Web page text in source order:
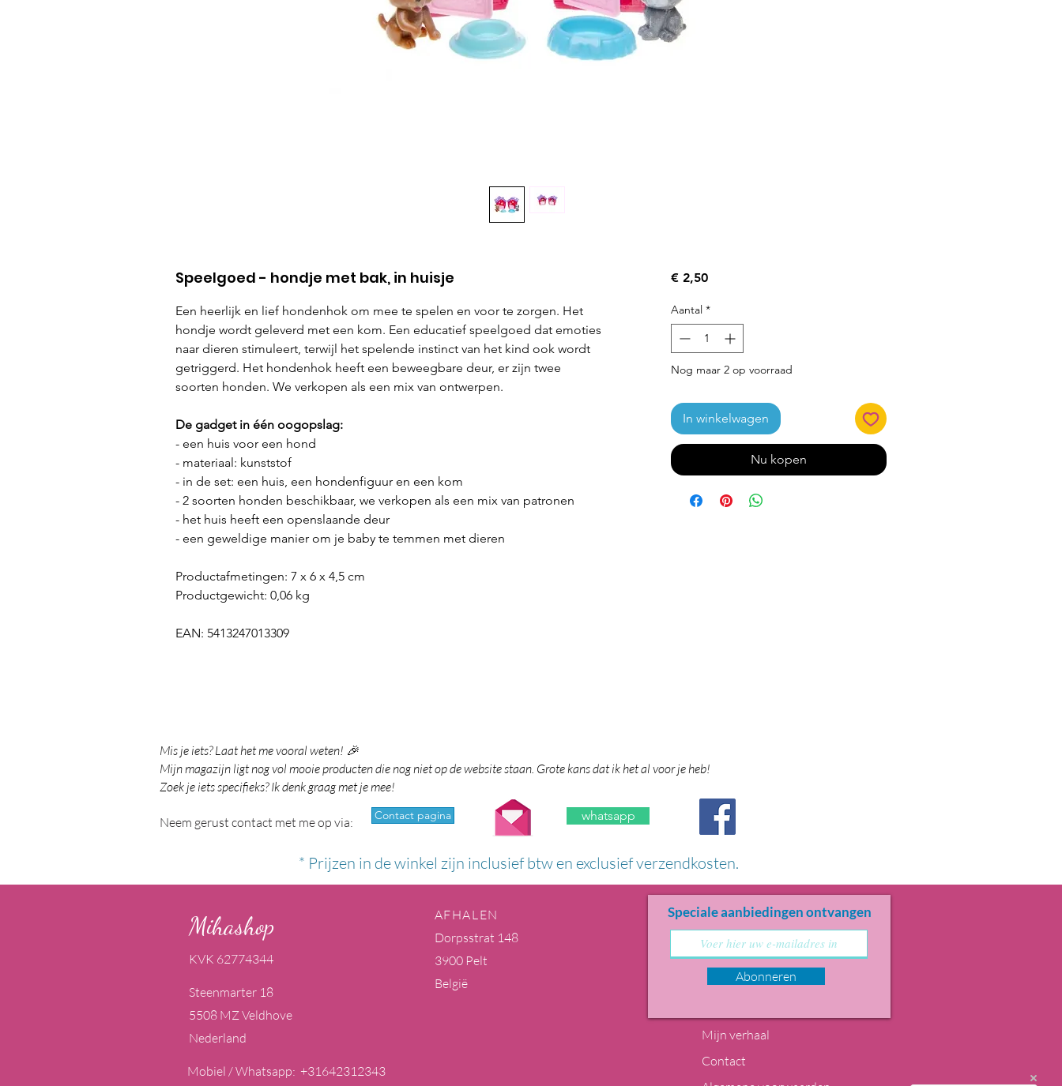
Speelgoed - hondje met bak, in huisje
Een heerlijk en lief hondenhok om mee te spelen en voor te zorgen. Het
hondje wordt geleverd met een kom. Een educatief speelgoed dat emoties
naar dieren stimuleert, terwijl het spelende instinct van het kind ook wordt
getriggerd. Het hondenhok heeft een beweegbare deur, er zijn twee
soorten honden. We verkopen als een mix van ontwerpen.
De gadget in één oogopslag:
- een huis voor een hond
- materiaal: kunststof
- in de set: een huis, een hondenfiguur en een kom
- 2 soorten honden beschikbaar, we verkopen als een mix van patronen
- het huis heeft een openslaande deur
- een geweldige manier om je baby te temmen met dieren
Productafmetingen: 7 x 6 x 4,5 cm
Productgewicht: 0,06 kg
EAN: 5413247013309
€ 2,50Prijs
Aantal *
Nog maar 2 op voorraad
In winkelwagen
Nu kopen
Mis je iets? Laat het me vooral weten! 🎉
Mijn magazijn ligt nog vol mooie producten die nog niet op de website staan. Grote kans dat ik het al voor je heb!
Zoek je iets specifieks? Ik denk graag met je mee!
Neem gerust contact met me op via: Contact pagina whatsapp
* Prijzen in de winkel zijn inclusief btw en exclusief verzendkosten.
Mihashop
KVK 62774344
Steenmarter 18
5508 MZ Veldhove
Nederland
Mobiel / Whatsapp: +31642312343
AFHALEN
Dorpsstrat 148
3900 Pelt
België
Speciale aanbiedingen ontvangen
Abonneren
Mijn verhaal
Contact